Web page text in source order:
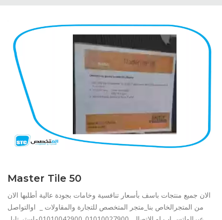
Master Tile 50
الان جميع منتجات باسف بأسعار تنافسية وخامات بجودة عالية أطلبها الان
من المتجرالخاص بنا_متجر المتخصص للتجارة والمقاولات _ اوالتواصل